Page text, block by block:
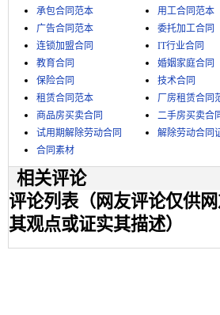
承包合同范本
用工合同范本
广告合同范本
委托加工合同
连锁加盟合同
IT行业合同
教育合同
婚姻家庭合同
保险合同
技术合同
租赁合同范本
厂房租赁合同
商品房买卖合同
二手房买卖合
试用期解除劳动合同
解除劳动合同
合同素材
相关评论
评论列表（网友评论仅供
其观点或证实其描述）